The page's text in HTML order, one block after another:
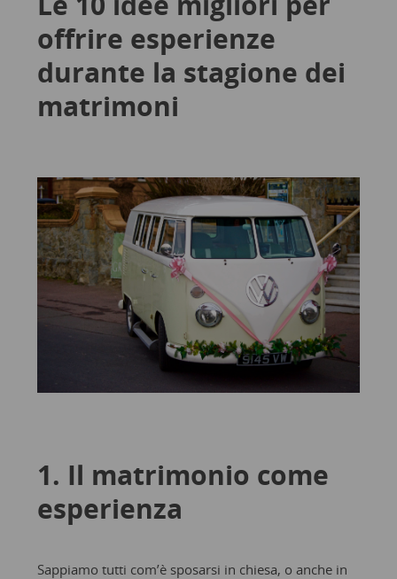
offrire esperienze
durante la stagione dei
matrimoni
1. Il matrimonio come
esperienza
Sappiamo tutti com’è sposarsi in chiesa, o anche in